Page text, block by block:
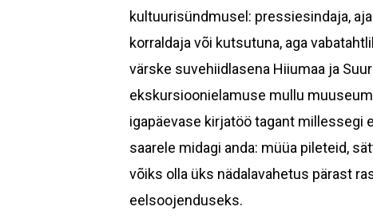
kultuurisündmusel: pressiesindaja,
korraldaja või kutsutuna, aga
värske suvehiidlasena Hiiumaa ja
ekskursioonielamuse mullu
igapäevase kirjatöö tagant millessegi
saarele midagi anda: müüa pileteid,
võiks olla üks nädalavahetus pärast
eelsoojenduseks.